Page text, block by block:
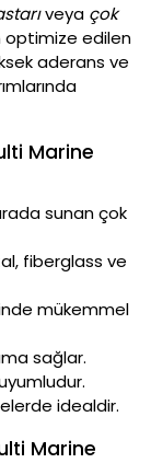
veya çok
edilen
aderans ve
Marine
sunan çok
fiberglass ve
mükemmel
sağlar.
idealdir.
Marine